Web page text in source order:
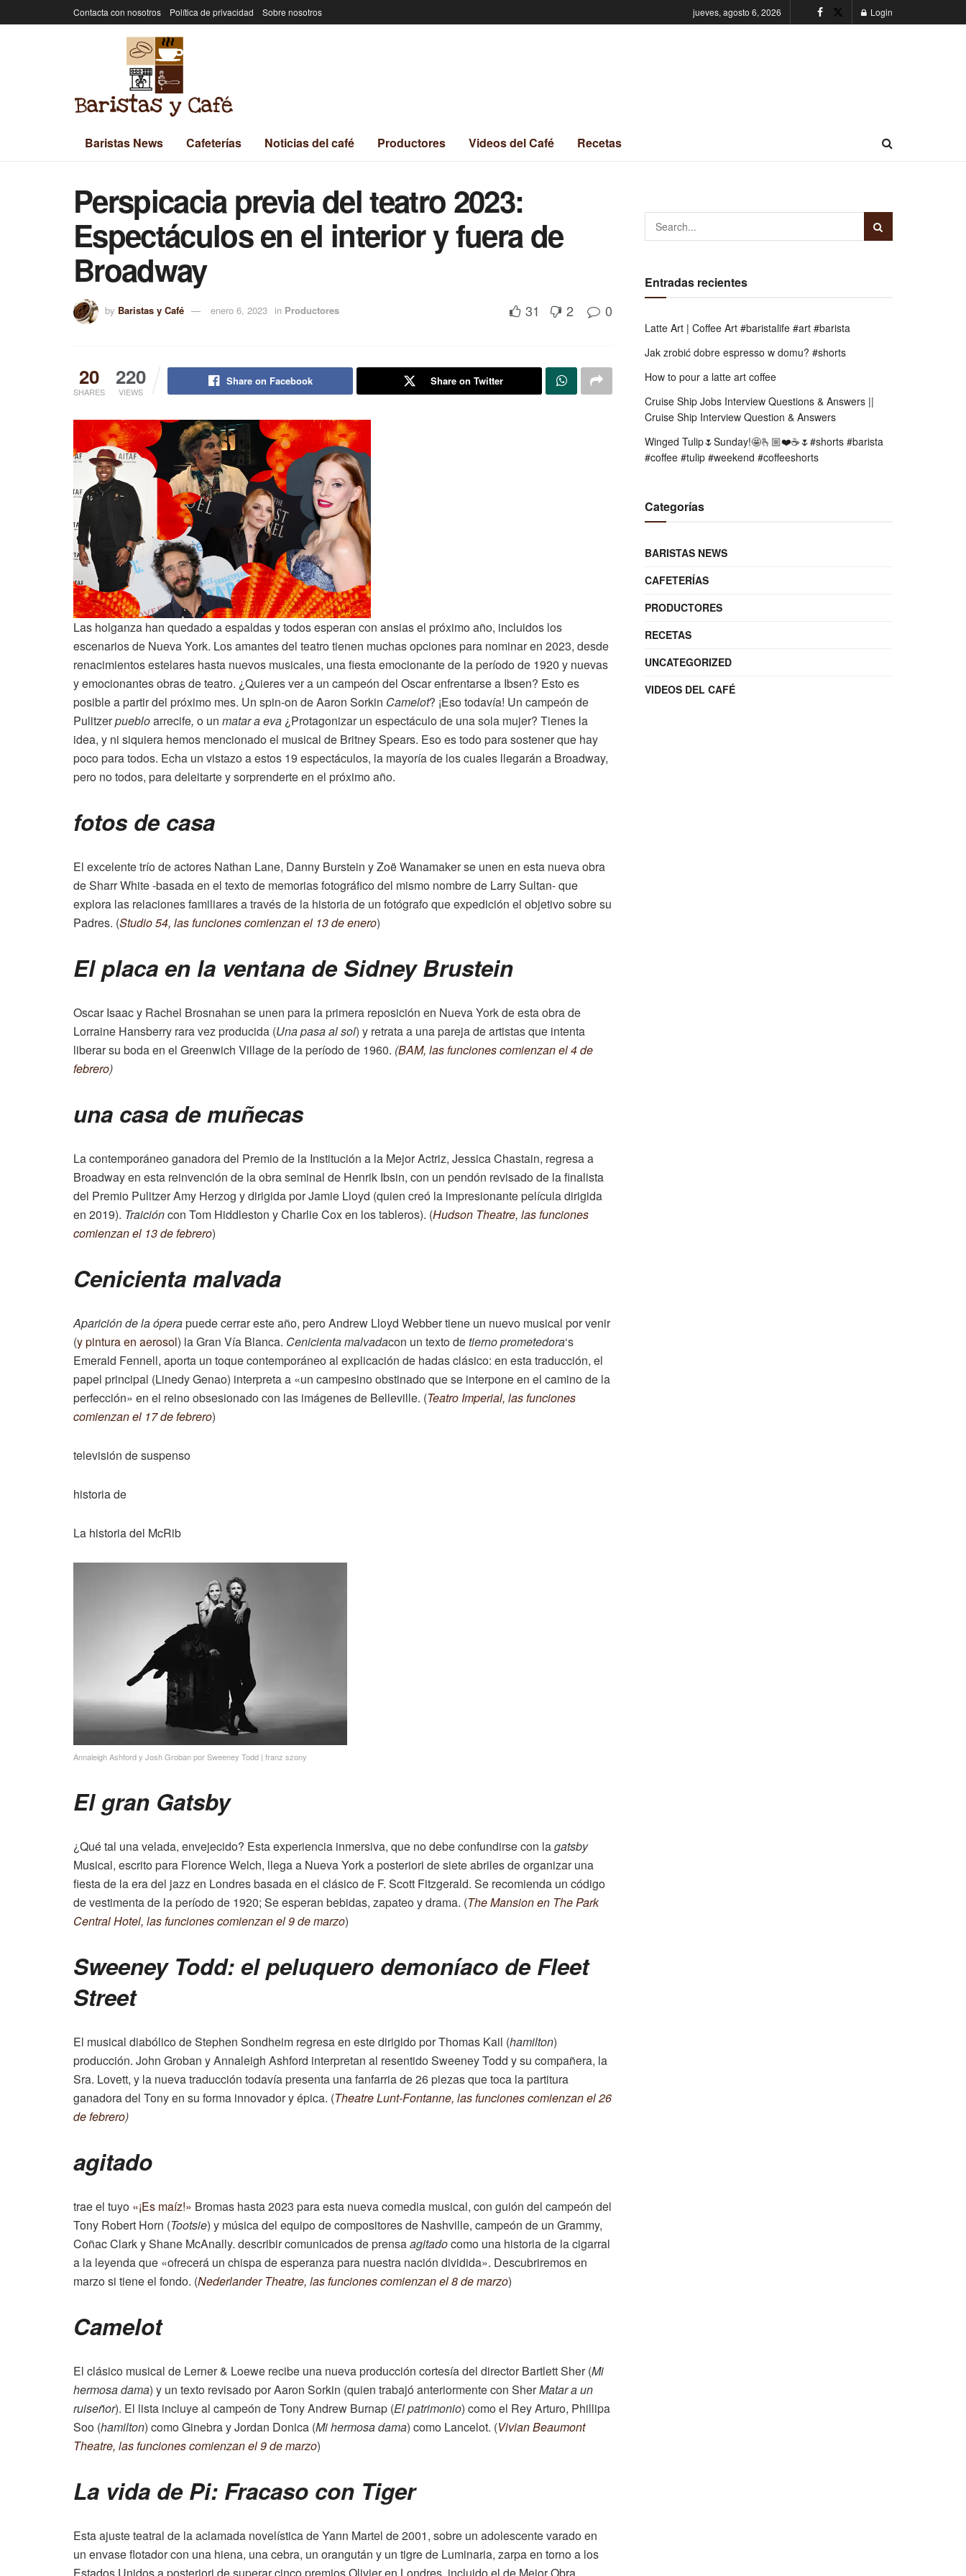
Contacta con nosotros Política de privacidad Sobre nosotros jueves, agosto 6, 2026 Login
Baristas News Cafeterías Noticias del café Productores Videos del Café Recetas
Perspicacia previa del teatro 2023:
Espectáculos en el interior y fuera de
Broadway
by Baristas y Café enero 6, 2023 in Productores 31 2 0
20
SHARES
220
VIEWS
Share on Facebook Share on Twitter
Las holganza han quedado a espaldas y todos esperan con ansias el próximo año, incluidos los
escenarios de Nueva York. Los amantes del teatro tienen muchas opciones para nominar en 2023, desde
renacimientos estelares hasta nuevos musicales, una fiesta emocionante de la período de 1920 y nuevas
y emocionantes obras de teatro. ¿Quieres ver a un campeón del Oscar enfrentarse a Ibsen? Esto es
posible a partir del próximo mes. Un spin-on de Aaron Sorkin Camelot? ¡Eso todavía! Un campeón de
Pulitzerpuebloarrecife, o un matar a eva ¿Protagonizar un espectáculo de una sola mujer? Tienes la
idea, y ni siquiera hemos mencionado el musical de Britney Spears. Eso es todo para sostener que hay
poco para todos. Echa un vistazo a estos 19 espectáculos, la mayoría de los cuales llegarán a Broadway,
pero no todos, para deleitarte y sorprenderte en el próximo año.
fotos de casa
El excelente trío de actores Nathan Lane, Danny Burstein y Zoë Wanamaker se unen en esta nueva obra
de Sharr White -basada en el texto de memorias fotográfico del mismo nombre de Larry Sultan- que
explora las relaciones familiares a través de la historia de un fotógrafo que expedición el objetivo sobre su
Padres. (Studio 54, las funciones comienzan el 13 de enero)
El placa en la ventana de Sidney Brustein
Oscar Isaac y Rachel Brosnahan se unen para la primera reposición en Nueva York de esta obra de
Lorraine Hansberry rara vez producida (Una pasa al sol) y retrata a una pareja de artistas que intenta
liberar su boda en el Greenwich Village de la período de 1960. (BAM, las funciones comienzan el 4 de
febrero)
una casa de muñecas
La contemporáneo ganadora del Premio de la Institución a la Mejor Actriz, Jessica Chastain, regresa a
Broadway en esta reinvención de la obra seminal de Henrik Ibsin, con un pendón revisado de la finalista
del Premio Pulitzer Amy Herzog y dirigida por Jamie Lloyd (quien creó la impresionante película dirigida
en 2019). Traicióncon Tom Hiddleston y Charlie Cox en los tableros). (Hudson Theatre, las funciones
comienzan el 13 de febrero)
Cenicienta malvada
Aparición de la óperapuede cerrar este año, pero Andrew Lloyd Webber tiene un nuevo musical por venir
(y pintura en aerosol) la Gran Vía Blanca. Cenicienta malvadacon un texto detierno prometedora‘s
Emerald Fennell, aporta un toque contemporáneo al explicación de hadas clásico: en esta traducción, el
papel principal (Linedy Genao) interpreta a «un campesino obstinado que se interpone en el camino de la
perfección» en el reino obsesionado con las imágenes de Belleville. (Teatro Imperial, las funciones
comienzan el 17 de febrero)
televisión de suspenso
historia de
La historia del McRib
Annaleigh Ashford y Josh Groban por Sweeney Todd | franz szony
El gran Gatsby
¿Qué tal una velada, envejecido? Esta experiencia inmersiva, que no debe confundirse con lagatsby
Musical, escrito para Florence Welch, llega a Nueva York a posteriori de siete abriles de organizar una
fiesta de la era del jazz en Londres basada en el clásico de F. Scott Fitzgerald. Se recomienda un código
de vestimenta de la período de 1920; Se esperan bebidas, zapateo y drama. (The Mansion en The Park
Central Hotel, las funciones comienzan el 9 de marzo)
Sweeney Todd: el peluquero demoníaco de Fleet
Street
El musical diabólico de Stephen Sondheim regresa en este dirigido por Thomas Kail (hamilton)
producción. John Groban y Annaleigh Ashford interpretan al resentido Sweeney Todd y su compañera, la
Sra. Lovett, y la nueva traducción todavía presenta una fanfarria de 26 piezas que toca la partitura
ganadora del Tony en su forma innovador y épica. (Theatre Lunt-Fontanne, las funciones comienzan el 26
de febrero)
agitado
trae el tuyo «¡Es maíz!» Bromas hasta 2023 para esta nueva comedia musical, con guión del campeón del
Tony Robert Horn (Tootsie) y música del equipo de compositores de Nashville, campeón de un Grammy,
Coñac Clark y Shane McAnally. describir comunicados de prensaagitadocomo una historia de la cigarral
a la leyenda que «ofrecerá un chispa de esperanza para nuestra nación dividida». Descubriremos en
marzo si tiene el fondo. (Nederlander Theatre, las funciones comienzan el 8 de marzo)
Camelot
El clásico musical de Lerner & Loewe recibe una nueva producción cortesía del director Bartlett Sher (Mi
hermosa dama) y un texto revisado por Aaron Sorkin (quien trabajó anteriormente con SherMatar a un
ruiseñor). El lista incluye al campeón de Tony Andrew Burnap (El patrimonio) como el Rey Arturo, Phillipa
Soo (hamilton) como Ginebra y Jordan Donica (Mi hermosa dama) como Lancelot. (Vivian Beaumont
Theatre, las funciones comienzan el 9 de marzo)
La vida de Pi: Fracaso con Tiger
Esta ajuste teatral de la aclamada novelística de Yann Martel de 2001, sobre un adolescente varado en
un envase flotador con una hiena, una cebra, un orangután y un tigre de Luminaria, zarpa en torno a los
Entradas recientes
Latte Art | Coffee Art #baristalife #art #barista
Jak zrobić dobre espresso w domu? #shorts
How to pour a latte art coffee
Cruise Ship Jobs Interview Questions & Answers ||
Cruise Ship Interview Question & Answers
Winged Tulip🌷Sunday!🤩🫰🏼❤️☕️🌷#shorts #barista
#coffee #tulip #weekend #coffeeshorts
Categorías
BARISTAS NEWS
CAFETERÍAS
PRODUCTORES
RECETAS
UNCATEGORIZED
VIDEOS DEL CAFÉ